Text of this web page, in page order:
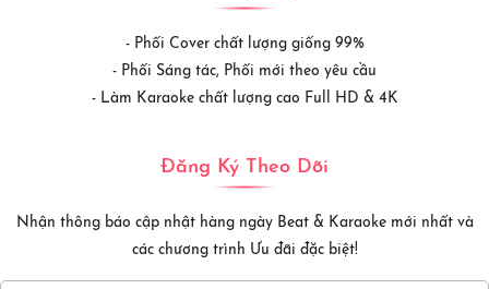
- Phối Cover chất lượng giống 99%
- Phối Sáng tác, Phối mới theo yêu cầu
- Làm Karaoke chất lượng cao Full HD & 4K
Đăng Ký Theo Dõi
Nhận thông báo cập nhật hàng ngày Beat & Karaoke mới nhất và
các chương trình Ưu đãi đặc biệt!